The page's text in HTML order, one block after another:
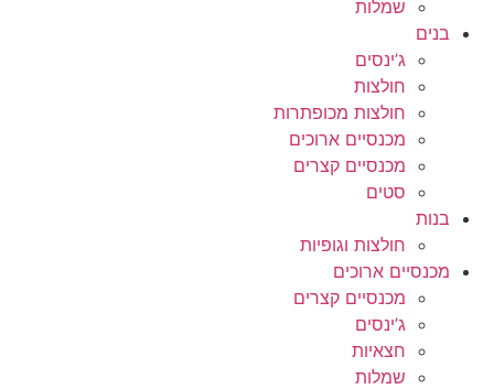
שמלות
בנים
ג’ינסים
חולצות
חולצות מכופתרות
מכנסיים ארוכים
מכנסיים קצרים
סטים
בנות
חולצות וגופיות
מכנסיים ארוכים
מכנסיים קצרים
ג’ינסים
חצאיות
שמלות